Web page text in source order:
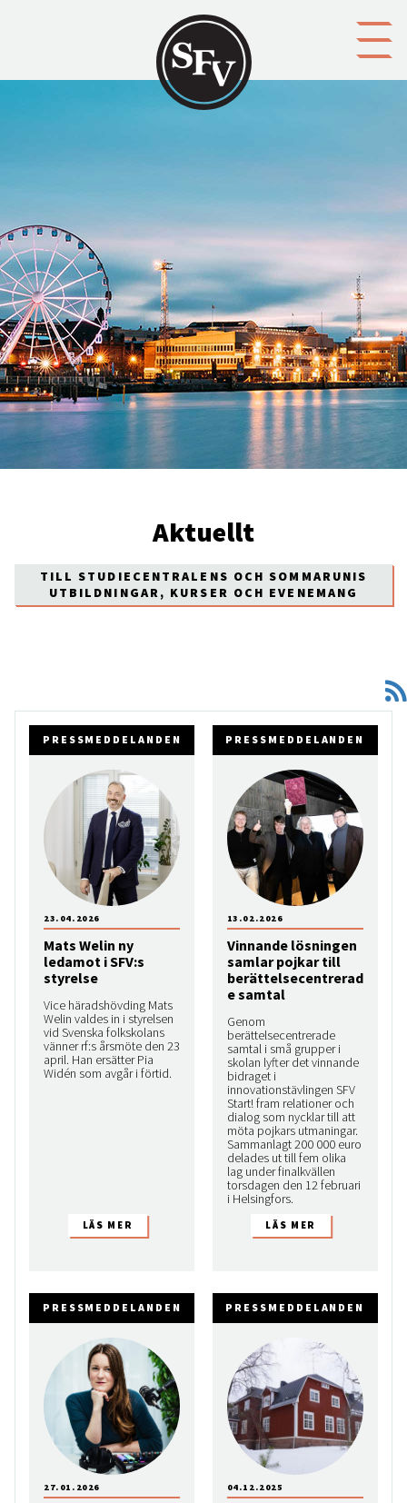
Aktuellt
TILL STUDIECENTRALENS OCH SOMMARUNIS
UTBILDNINGAR, KURSER OCH EVENEMANG
PRESSMEDDELANDEN
Mats Welin ny
ledamot i SFV:s
styrelse
Vice häradshövding Mats
Welin valdes in i styrelsen
vid Svenska folkskolans
vänner rf:s årsmöte den 23
april. Han ersätter Pia
Widén som avgår i förtid.
23.04.2026
PRESSMEDDELANDEN
Vinnande lösningen
samlar pojkar till
berättelsecentrerad
e samtal
Genom
berättelsecentrerade
samtal i små grupper i
skolan lyfter det vinnande
bidraget i
innovationstävlingen SFV
Start! fram relationer och
dialog som nycklar till att
möta pojkars utmaningar.
Sammanlagt 200 000 euro
delades ut till fem olika
lag under finalkvällen
torsdagen den 12 februari
i Helsingfors.
13.02.2026
PRESSMEDDELANDEN
27.01.2026
PRESSMEDDELANDEN
04.12.2025